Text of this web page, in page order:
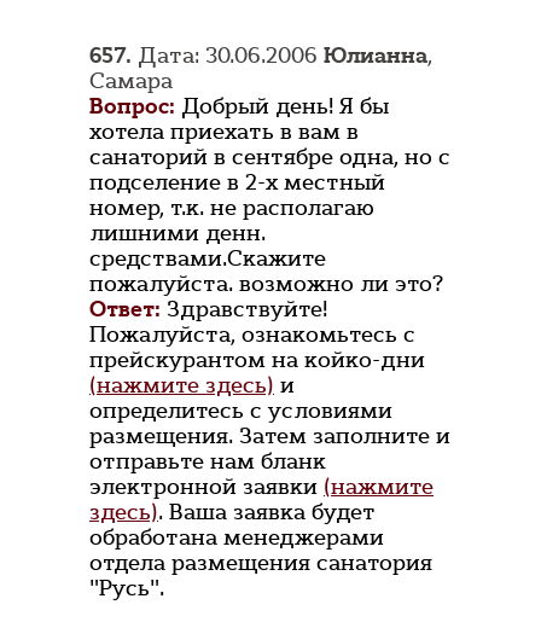
657. Дата: 30.06.2006 Юлианна,
Самара
Вопрос: Добрый день! Я бы
хотела приехать в вам в
санаторий в сентябре одна, но с
подселение в 2-х местный
номер, т.к. не располагаю
лишними денн.
средствами.Скажите
пожалуйста. возможно ли это?
Ответ: Здравствуйте!
Пожалуйста, ознакомьтесь с
прейскурантом на койко-дни
(нажмите здесь) и
определитесь с условиями
размещения. Затем заполните и
отправьте нам бланк
электронной заявки (нажмите
здесь). Ваша заявка будет
обработана менеджерами
отдела размещения санатория
"Русь".